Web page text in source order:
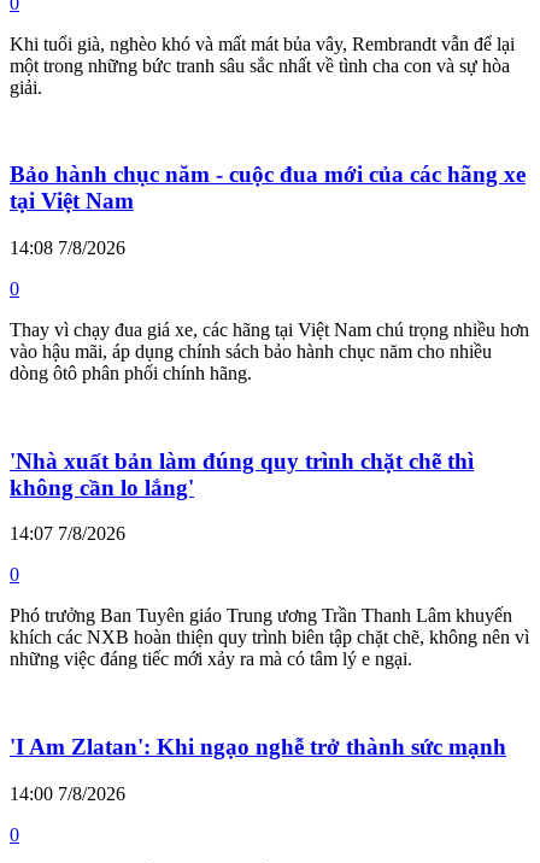
Khi tuổi già, nghèo khó và mất mát bủa vây, Rembrandt vẫn để lại
một trong những bức tranh sâu sắc nhất về tình cha con và sự hòa
giải.
Bảo hành chục năm - cuộc đua mới của các hãng xe
tại Việt Nam
14:08 7/8/2026
0
Thay vì chạy đua giá xe, các hãng tại Việt Nam chú trọng nhiều hơn
vào hậu mãi, áp dụng chính sách bảo hành chục năm cho nhiều
dòng ôtô phân phối chính hãng.
'Nhà xuất bản làm đúng quy trình chặt chẽ thì
không cần lo lắng'
14:07 7/8/2026
0
Phó trưởng Ban Tuyên giáo Trung ương Trần Thanh Lâm khuyến
khích các NXB hoàn thiện quy trình biên tập chặt chẽ, không nên vì
những việc đáng tiếc mới xảy ra mà có tâm lý e ngại.
'I Am Zlatan': Khi ngạo nghễ trở thành sức mạnh
14:00 7/8/2026
0